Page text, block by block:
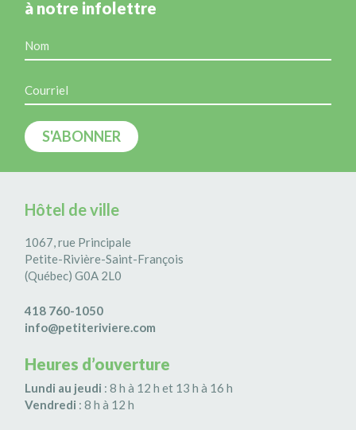
à notre infolettre
Hôtel de ville
1067, rue Principale
Petite-Rivière-Saint-François
(Québec) G0A 2L0
418 760-1050
info@petiteriviere.com
Heures d’ouverture
Lundi au jeudi : 8 h à 12 h et 13 h à 16 h
Vendredi : 8 h à 12 h